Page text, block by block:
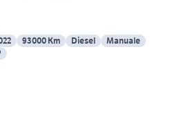
93000 Km Diesel
Manuale